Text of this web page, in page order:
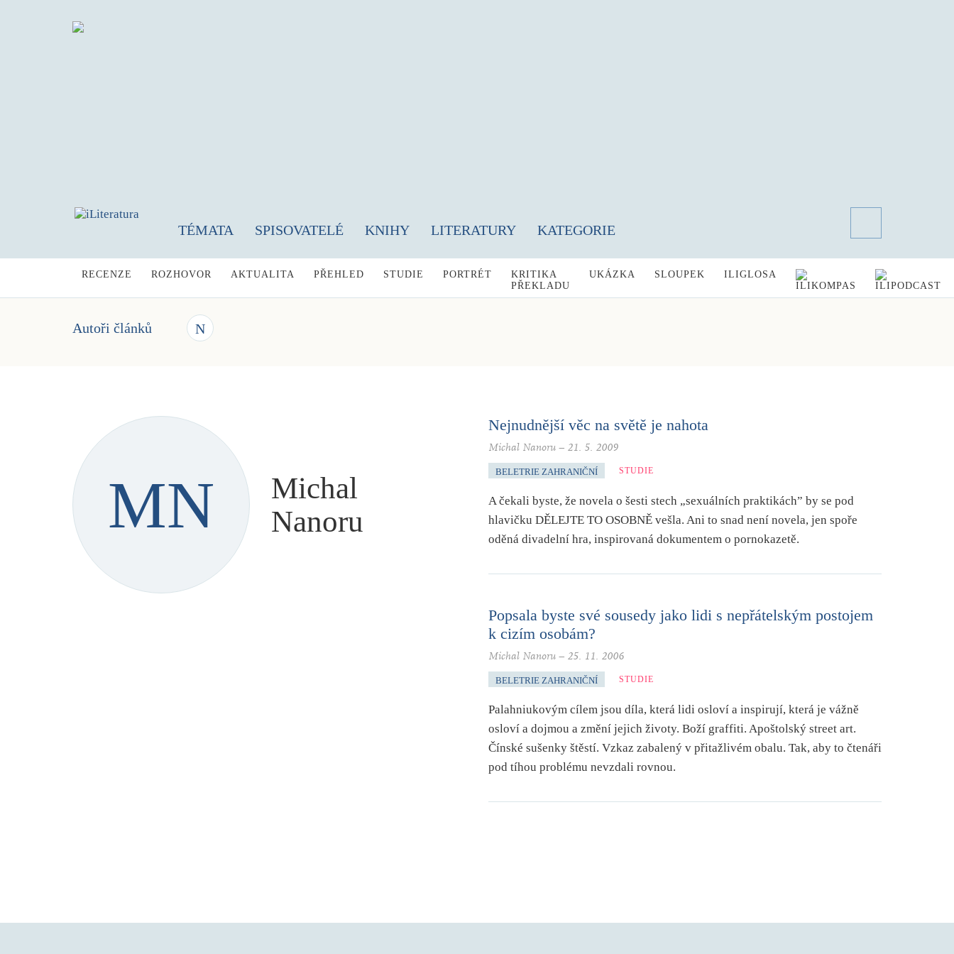
TÉMATA SPISOVATELÉ KNIHY LITERATURY KATEGORIE
RECENZE ROZHOVOR AKTUALITA PŘEHLED STUDIE PORTRÉT
KRITIKA
PŘEKLADU
UKÁZKA SLOUPEK ILIGLOSA
Autoři článků N
MN
Michal
Nanoru
Nejnudnější věc na světě je nahota
Michal Nanoru – 21. 5. 2009
BELETRIE ZAHRANIČNÍ STUDIE
A čekali byste, že novela o šesti stech „sexuálních praktikách” by se pod
hlavičku DĚLEJTE TO OSOBNĚ vešla. Ani to snad není novela, jen spoře
oděná divadelní hra, inspirovaná dokumentem o pornokazetě.
Popsala byste své sousedy jako lidi s nepřátelským postojem
k cizím osobám?
Michal Nanoru – 25. 11. 2006
BELETRIE ZAHRANIČNÍ STUDIE
Palahniukovým cílem jsou díla, která lidi osloví a inspirují, která je vážně
osloví a dojmou a změní jejich životy. Boží graffiti. Apoštolský street art.
Čínské sušenky štěstí. Vzkaz zabalený v přitažlivém obalu. Tak, aby to čtenáři
pod tíhou problému nevzdali rovnou.